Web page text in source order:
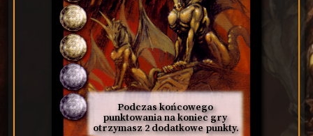
Podczas końcowego
punktowania na koniec gry
otrzymasz 2 dodatkowe punkty.